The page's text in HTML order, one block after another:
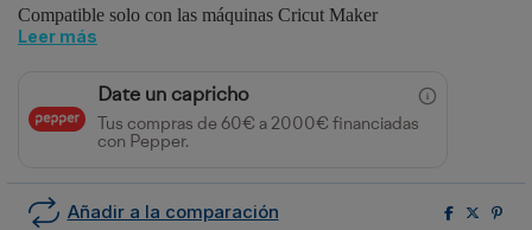
Compatible solo con las máquinas Cricut Maker
Leer más
Date un capricho
Tus compras de 60€ a 2000€ financiadas
con Pepper.
Añadir a la comparación